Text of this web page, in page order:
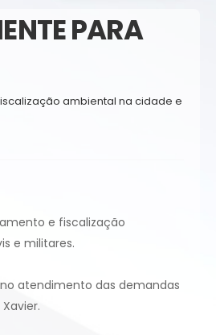
PARA
ambiental na cidade e
e fiscalização
e militares.
atendimento das demandas